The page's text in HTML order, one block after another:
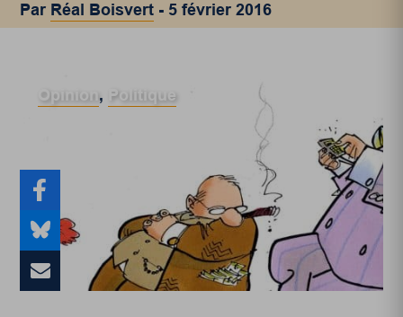
Par Réal Boisvert - 5 février 2016
Opinion , Politique